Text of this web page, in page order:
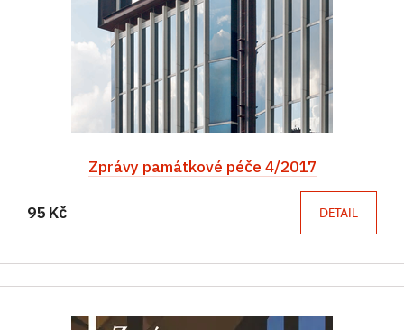
Zprávy památkové péče 4/2017
95 Kč DETAIL